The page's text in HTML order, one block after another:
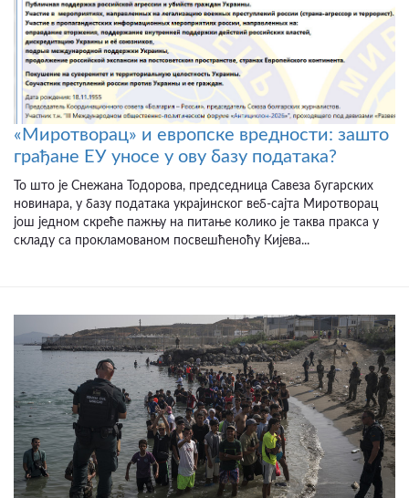
«Миротворац» и европске вредности: зашто
грађане ЕУ уносе у ову базу података?
То што је Снежана Тодорова, председница Савеза бугарских
новинара, у базу података украјинског веб-сајта Миротворац
још једном скреће пажњу на питање колико је таква пракса у
складу са прокламованом посвешћеноћу Кијева...